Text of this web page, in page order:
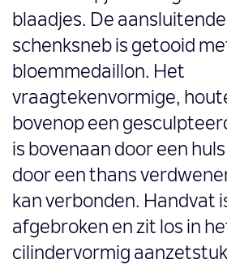
blaadjes. De
schenksneb is getooid
bloemmedaillon. Het
vraagtekenvormige,
bovenop een
is bovenaan door een
door een thans
kan verbonden. Handvat
afgebroken en zit los in
cilindervormig aanzetstuk